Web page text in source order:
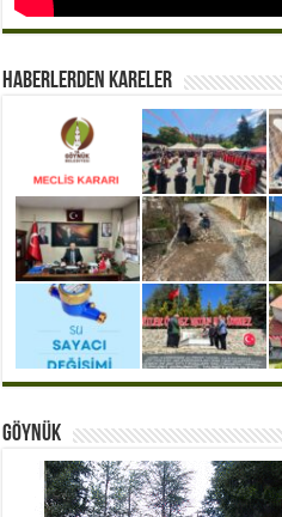
Haberlerden Kareler
Göynük